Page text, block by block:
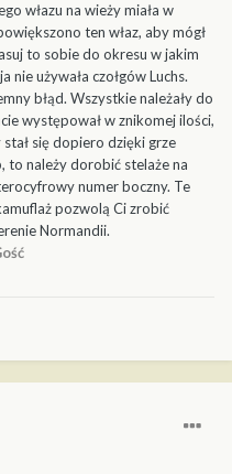
włazu na wieży miała w
ten właz, aby mógł
to sobie do okresu w jakim
używała czołgów Luchs.
błąd. Wszystkie należały do
występował w znikomej ilości,
się dopiero dzięki grze
to należy dorobić stelaże na
numer boczny. Te
pozwolą Ci zrobić
Normandii.